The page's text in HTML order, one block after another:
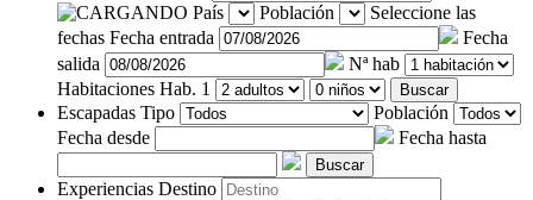
País
Población
Seleccione las
fechas Fecha entrada
Fecha
salida
Nª hab
Habitaciones Hab. 1 Buscar
Escapadas Tipo
Población
Fecha desde
Fecha hasta
Buscar
Experiencias Destino